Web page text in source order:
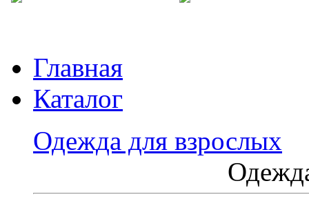
Главная
Каталог
Одежда для взрослых